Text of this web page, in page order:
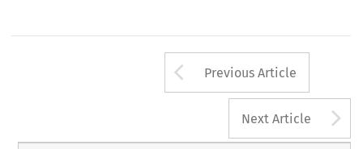
Arrow button
Previous Article
Next Article